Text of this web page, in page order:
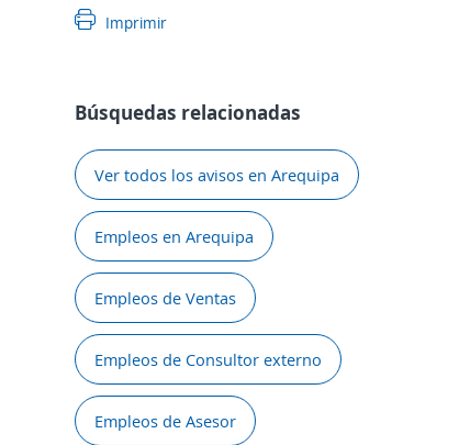
Imprimir
Búsquedas relacionadas
Ver todos los avisos en Arequipa
Empleos en Arequipa
Empleos de Ventas
Empleos de Consultor externo
Empleos de Asesor